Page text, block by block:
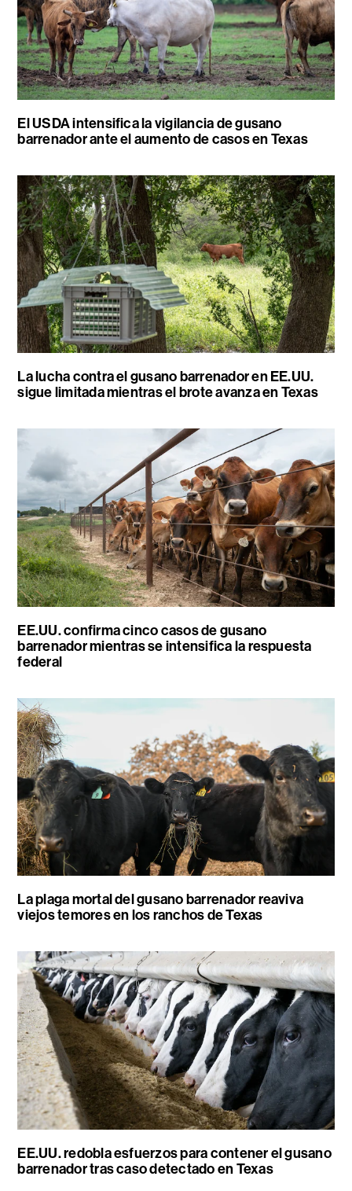
El USDA intensifica la vigilancia de gusano
barrenador ante el aumento de casos en Texas
La lucha contra el gusano barrenador en EE.UU.
sigue limitada mientras el brote avanza en Texas
EE.UU. confirma cinco casos de gusano
barrenador mientras se intensifica la respuesta
federal
La plaga mortal del gusano barrenador reaviva
viejos temores en los ranchos de Texas
EE.UU. redobla esfuerzos para contener el gusano
barrenador tras caso detectado en Texas